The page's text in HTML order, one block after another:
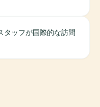
タッフが国際的な訪問